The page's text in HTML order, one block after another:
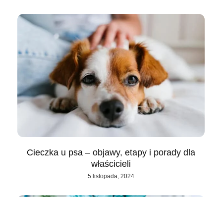
Cieczka u psa – objawy, etapy i porady dla
właścicieli
5 listopada, 2024